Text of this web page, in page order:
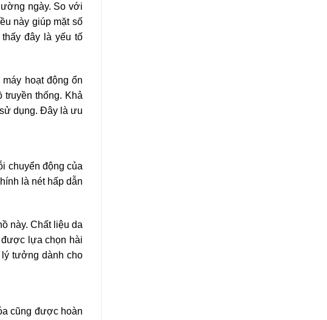
ngày. So với
này giúp mặt số
đây là yếu tố
hoạt động ổn
thống. Khả
dụng. Đây là ưu
chuyển động của
là nét hấp dẫn
này. Chất liệu da
được lựa chọn hài
tưởng dành cho
cũng được hoàn